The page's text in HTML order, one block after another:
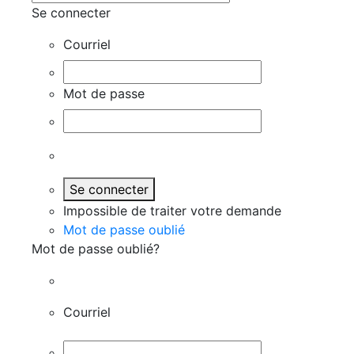
Se connecter
Courriel
Mot de passe
Se connecter
Impossible de traiter votre demande
Mot de passe oublié
Mot de passe oublié?
Courriel